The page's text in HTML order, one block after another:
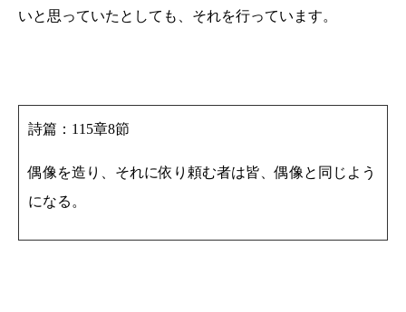
いと思っていたとしても、それを行っています。
詩篇：115章8節
偶像を造り、それに依り頼む者は皆、偶像と同じよう
になる。